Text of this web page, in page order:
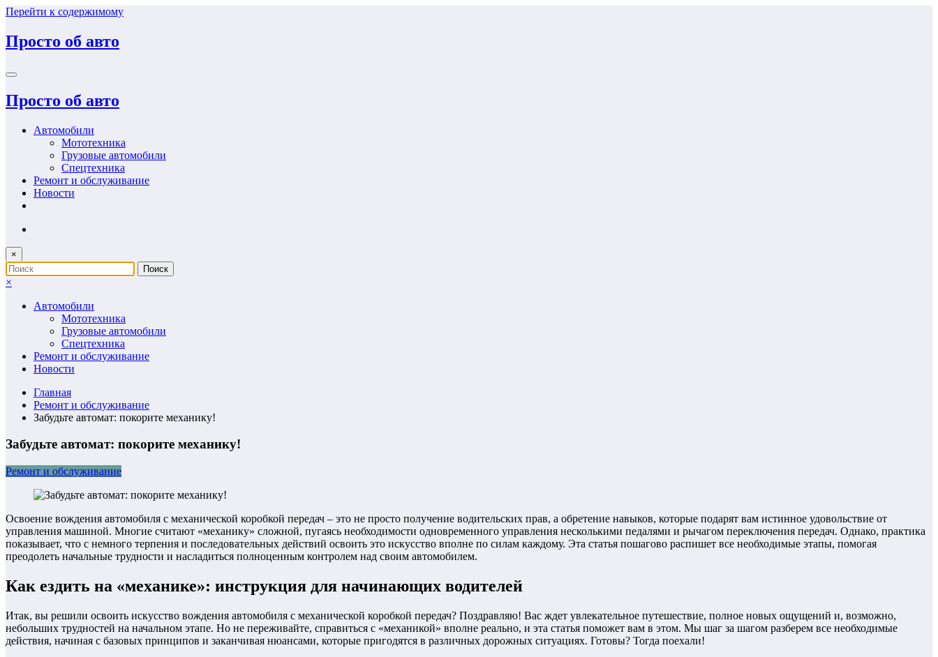
Перейти к содержимому
Просто об авто
Просто об авто
Автомобили
Мототехника
Грузовые автомобили
Спецтехника
Ремонт и обслуживание
Новости
×
×
Автомобили
Мототехника
Грузовые автомобили
Спецтехника
Ремонт и обслуживание
Новости
Главная
Ремонт и обслуживание
Забудьте автомат: покорите механику!
Забудьте автомат: покорите механику!
Ремонт и обслуживание
Освоение вождения автомобиля с механической коробкой передач – это не просто получение водительских прав, а обретение навыков, которые подарят вам истинное удовольствие от
управления машиной. Многие считают «механику» сложной, пугаясь необходимости одновременного управления несколькими педалями и рычагом переключения передач. Однако, практика
показывает, что с немного терпения и последовательных действий освоить это искусство вполне по силам каждому. Эта статья пошагово распишет все необходимые этапы, помогая
преодолеть начальные трудности и насладиться полноценным контролем над своим автомобилем.
Как ездить на «механике»: инструкция для начинающих водителей
Итак, вы решили освоить искусство вождения автомобиля с механической коробкой передач? Поздравляю! Вас ждет увлекательное путешествие, полное новых ощущений и, возможно,
небольших трудностей на начальном этапе. Но не переживайте, справиться с «механикой» вполне реально, и эта статья поможет вам в этом. Мы шаг за шагом разберем все необходимые
действия, начиная с базовых принципов и заканчивая нюансами, которые пригодятся в различных дорожных ситуациях. Готовы? Тогда поехали!